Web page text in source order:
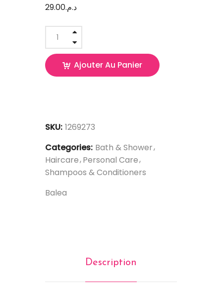
د.م.29.00
Ajouter Au Panier
SKU: 1269273
Categories: Bath & Shower
Haircare Personal Care
Shampoos & Conditioners
Balea
Description